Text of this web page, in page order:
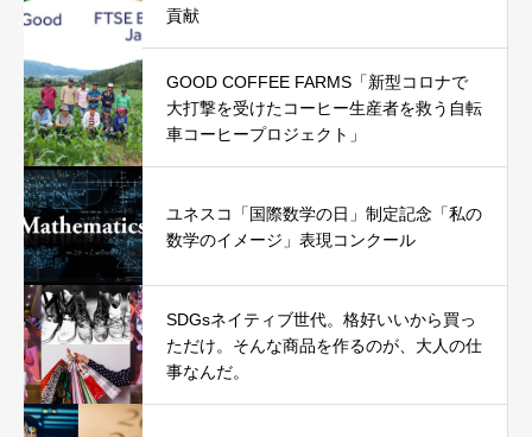
貢献
GOOD COFFEE FARMS「新型コロナで
大打撃を受けたコーヒー生産者を救う自転
車コーヒープロジェクト」
ユネスコ「国際数学の日」制定記念「私の
数学のイメージ」表現コンクール
SDGsネイティブ世代。格好いいから買っ
ただけ。そんな商品を作るのが、大人の仕
事なんだ。